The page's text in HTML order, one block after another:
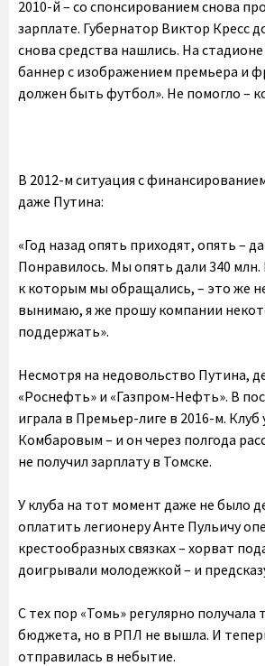
2010-й – со спонсированием снова
зарплате. Губернатор Виктор Кресс
снова средства нашлись. На
баннер с изображением премьера и
должен быть футбол». Не помогло –
В 2012-м ситуация с
даже Путина:
«Год назад опять приходят, опять –
Понравилось. Мы опять дали 340
к которым мы обращались, – это же
вынимаю, я же прошу компании
поддержать».
Несмотря на недовольство Путина,
«Роснефть» и «Газпром-Нефть». В
играла в Премьер-лиге в 2016-м. Клуб
Комбаровым – и он через полгода
не получил зарплату в Томске.
У клуба на тот момент даже не было
оплатить легионеру Анте Пульичу
крестообразных связках – хорват
доигрывали молодежкой – и
С тех пор «Томь» регулярно получала
бюджета, но в РПЛ не вышла. И
отправилась в небытие.